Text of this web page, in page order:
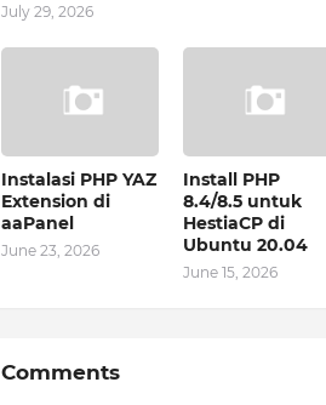
July 29, 2026
Instalasi PHP YAZ
Extension di
aaPanel
June 23, 2026
Install PHP
8.4/8.5 untuk
HestiaCP di
Ubuntu 20.04
June 15, 2026
Comments